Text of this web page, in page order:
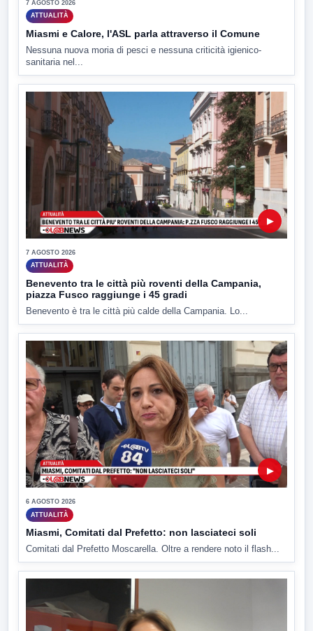
7 AGOSTO 2026
ATTUALITÀ
Miasmi e Calore, l'ASL parla attraverso il Comune
Nessuna nuova moria di pesci e nessuna criticità igienico-
sanitaria nel...
▶
7 AGOSTO 2026
ATTUALITÀ
Benevento tra le città più roventi della Campania,
piazza Fusco raggiunge i 45 gradi
Benevento è tra le città più calde della Campania. Lo...
▶
6 AGOSTO 2026
ATTUALITÀ
Miasmi, Comitati dal Prefetto: non lasciateci soli
Comitati dal Prefetto Moscarella. Oltre a rendere noto il flash...